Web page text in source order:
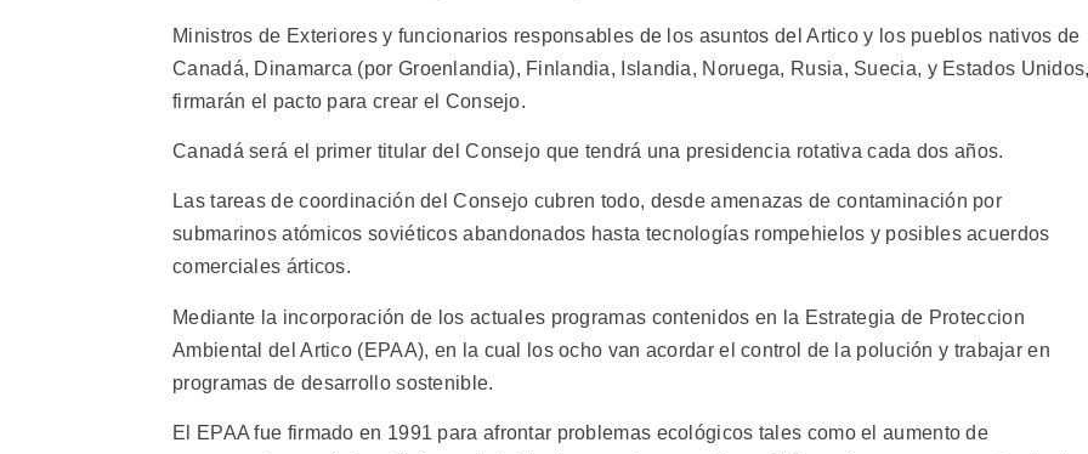
Ministros de Exteriores y funcionarios responsables de los asuntos del Artico y los pueblos nativos de
Canadá, Dinamarca (por Groenlandia), Finlandia, Islandia, Noruega, Rusia, Suecia, y Estados
firmarán el pacto para crear el Consejo.
Canadá será el primer titular del Consejo que tendrá una presidencia rotativa cada dos años.
Las tareas de coordinación del Consejo cubren todo, desde amenazas de contaminación por
submarinos atómicos soviéticos abandonados hasta tecnologías rompehielos y posibles acuerdos
comerciales árticos.
Mediante la incorporación de los actuales programas contenidos en la Estrategia de Proteccion
Ambiental del Artico (EPAA), en la cual los ocho van acordar el control de la polución y trabajar en
programas de desarrollo sostenible.
El EPAA fue firmado en 1991 para afrontar problemas ecológicos tales como el aumento de